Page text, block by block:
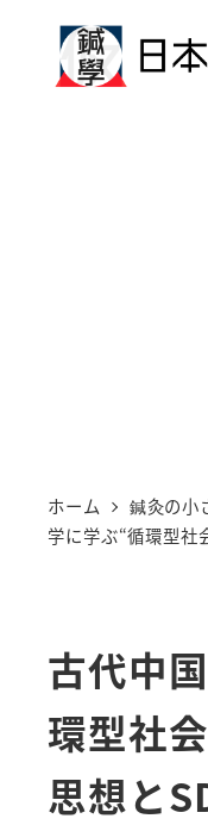
ホーム 鍼灸の小
学に学ぶ“循環型社
古代中
環型社
思想と